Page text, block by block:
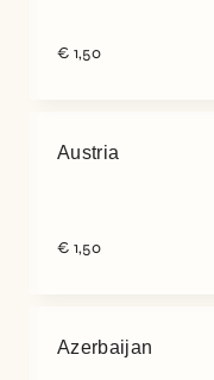
€ 1,50
Austria
€ 1,50
Azerbaijan